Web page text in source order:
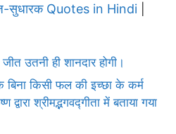
सुधारक Quotes in Hindi
उतनी ही शानदार होगी।
बिना किसी फल की इच्छा के कर्म
श्रीमद्भगवद्गीता में बताया गया